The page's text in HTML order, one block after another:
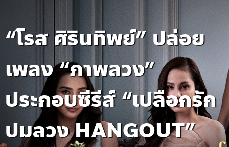
“โรส ศิรินทิพย์” ปล่อย
เพลง “ภาพลวง”
ประกอบซีรีส์ “เปลือกรัก
ปมลวง HANGOUT”